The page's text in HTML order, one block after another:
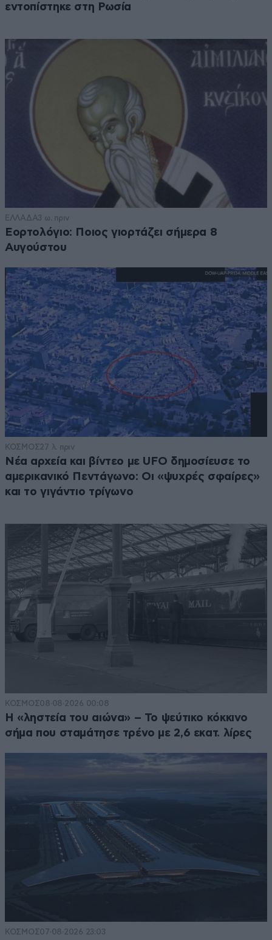
εντοπίστηκε στη Ρωσία
ΕΛΛΑΔΑ3 ω. πριν
Εορτολόγιο: Ποιος γιορτάζει σήμερα 8
Αυγούστου
ΚΟΣΜΟΣ27 λ. πριν
Νέα αρχεία και βίντεο με UFO δημοσίευσε το
αμερικανικό Πεντάγωνο: Οι «ψυχρές σφαίρες»
και το γιγάντιο τρίγωνο
ΚΟΣΜΟΣ08·08·2026 00:08
Η «ληστεία του αιώνα» – Το ψεύτικο κόκκινο
σήμα που σταμάτησε τρένο με 2,6 εκατ. λίρες
ΚΟΣΜΟΣ07·08·2026 23:03